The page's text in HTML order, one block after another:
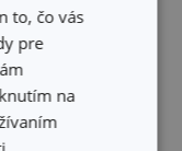
to, čo vás
pre
na